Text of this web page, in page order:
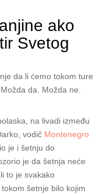
ako
Svetog
da li ćemo tokom ture
da. Možda ne.
na livadi između
vodič Montenegro
je i šetnju do
je da šetnja neće
to je svakako
šetnje bilo kojim